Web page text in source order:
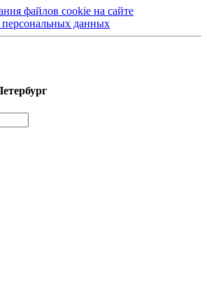
файлов cookie на сайте
данных